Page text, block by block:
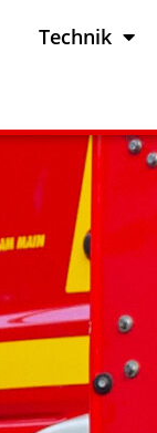
Technik